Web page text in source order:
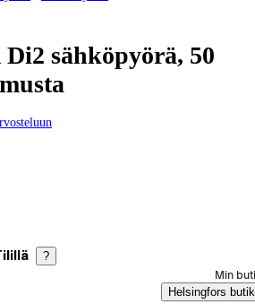
sähköpyörä, 50
?
Min
Helsingfors butik